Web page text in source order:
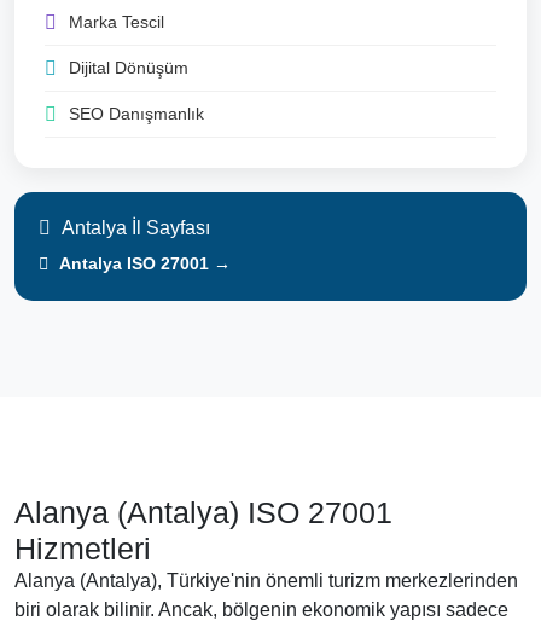
Marka Tescil
Dijital Dönüşüm
SEO Danışmanlık
Antalya İl Sayfası
Antalya ISO 27001 →
Alanya (Antalya) ISO 27001
Hizmetleri
Alanya (Antalya), Türkiye'nin önemli turizm merkezlerinden
biri olarak bilinir. Ancak, bölgenin ekonomik yapısı sadece